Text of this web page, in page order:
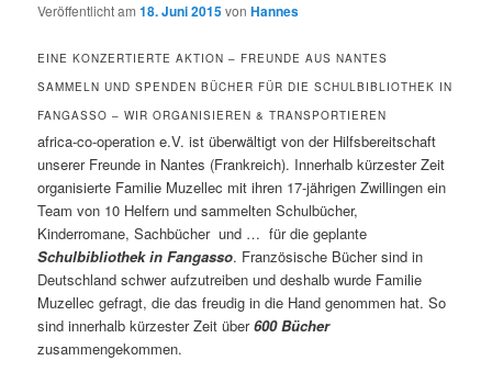
Veröffentlicht am18. Juni 2015vonHannes
EINE KONZERTIERTE AKTION – FREUNDE AUS NANTES
SAMMELN UND SPENDEN BÜCHER FÜR DIE SCHULBIBLIOTHEK IN
FANGASSO – WIR ORGANISIEREN & TRANSPORTIEREN
africa-co-operation e.V. ist überwältigt von der Hilfsbereitschaft
unserer Freunde in Nantes (Frankreich). Innerhalb kürzester Zeit
organisierte Familie Muzellec mit ihren 17-jährigen Zwillingen ein
Team von 10 Helfern und sammelten Schulbücher,
Kinderromane, Sachbücher und … für die geplante
Schulbibliothek in Fangasso. Französische Bücher sind in
Deutschland schwer aufzutreiben und deshalb wurde Familie
Muzellec gefragt, die das freudig in die Hand genommen hat. So
sind innerhalb kürzester Zeit über600 Bücher
zusammengekommen.